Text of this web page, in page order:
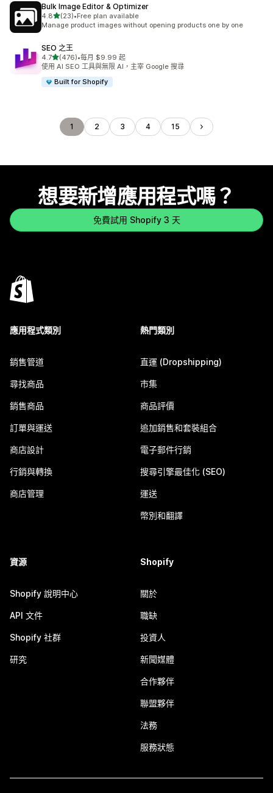
Bulk Image Editor & Optimizer
4.8滿分 5 顆星
(23)
共有 23 則評價
•Free plan available
Manage product images without opening products one by one
SEO 之王
4.7滿分 5 顆星
(476)
共有 476 則評價
•每月 $9.99 起
使用 AI SEO 工具與無限 AI，主宰 Google 搜尋
Built for Shopify
1 2 3 4 15
想要新增應用程式嗎？
免費試用 Shopify 3 天
應用程式類別
銷售管道
尋找商品
銷售商品
訂單與運送
商店設計
行銷與轉換
商店管理
熱門類別
直運 (Dropshipping)
市集
商品評價
追加銷售和套裝組合
電子郵件行銷
搜尋引擎最佳化 (SEO)
運送
幣別和翻譯
資源
Shopify 說明中心
API 文件
Shopify 社群
研究
Shopify
關於
職缺
投資人
新聞媒體
合作夥伴
聯盟夥伴
法務
服務狀態